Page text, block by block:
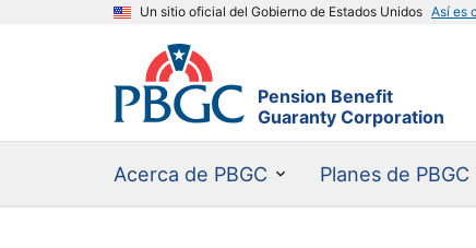
Un sitio oficial del Gobierno de Estados Unidos Así es
Pension Benefit
Guaranty Corporation
Acerca de PBGC Planes de PBGC